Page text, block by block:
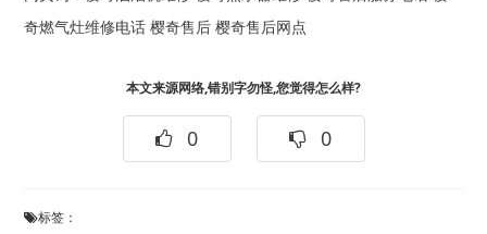
奇燃气灶维修电话 樱奇售后 樱奇售后网点
本文来源网络,错别字勿怪,您觉得怎么样?
0 0
标签：